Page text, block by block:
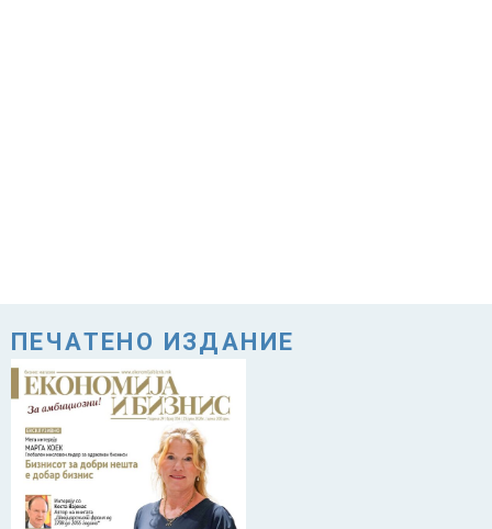
ПЕЧАТЕНО ИЗДАНИЕ